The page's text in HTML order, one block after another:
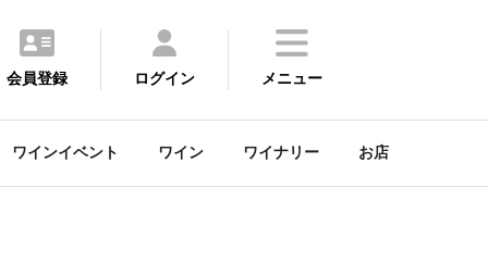
会員登録 ログイン メニュー
ワインイベント ワイン ワイナリー お店